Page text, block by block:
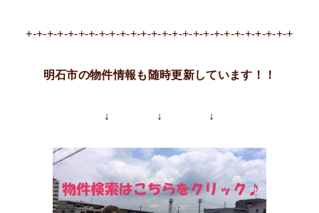
+-+-+-+-+-+-+-+-+-+-+-+-+-+-+-+-+-+-+-+-+-+-+-+-+-+
明石市の物件情報も随時更新しています！！
↓ ↓ ↓